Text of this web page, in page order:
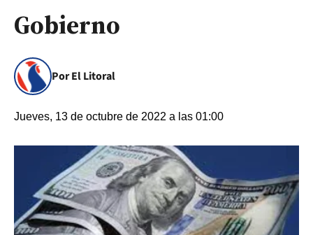
Gobierno
Por El Litoral
Jueves, 13 de octubre de 2022 a las 01:00